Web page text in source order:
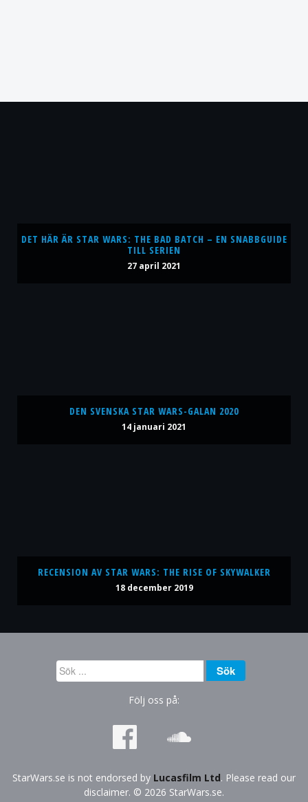
DET HÄR ÄR STAR WARS: THE BAD BATCH – EN SNABBGUIDE
TILL SERIEN
27 april 2021
DEN SVENSKA STAR WARS-GALAN 2020
14 januari 2021
RECENSION AV STAR WARS: THE RISE OF SKYWALKER
18 december 2019
Sök
...
Sök
Följ oss på:
StarWars.se is not endorsed by Lucasfilm Ltd. Please read our
disclaimer. © 2026 StarWars.se.